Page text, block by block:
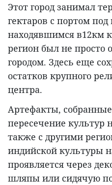
Этот город занимал
гектаров с портом
находявшимся в12км
регион был не просто
городом. Здесь еще
остатков крупного
центра.
Артефакты,
пересечение культур
также с другими
индийской культуры
проявляется через
шляпы или сидячую